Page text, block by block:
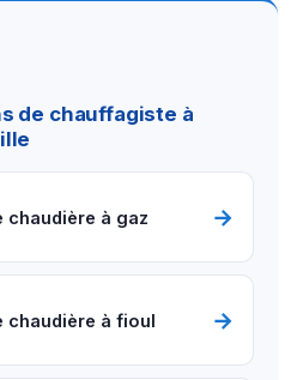
de chauffagiste à
chaudière à gaz →
chaudière à fioul →